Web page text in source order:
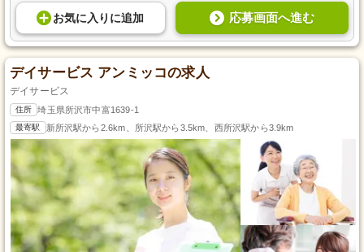
お気に入り に追加 応募画面へ進む
デイサービス アンミッコの求人
デイサービス
住所 埼玉県所沢市中富1639-1
最寄駅 新所沢駅から2.6km、所沢駅から3.5km、西所沢駅から3.9km